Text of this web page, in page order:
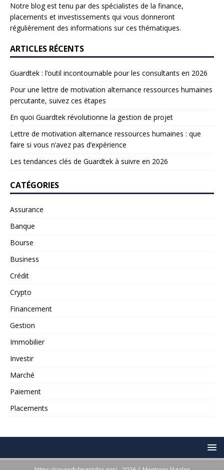
Notre blog est tenu par des spécialistes de la finance,
placements et investissements qui vous donneront
régulièrement des informations sur ces thématiques.
ARTICLES RÉCENTS
Guardtek : l’outil incontournable pour les consultants en 2026
Pour une lettre de motivation alternance ressources humaines
percutante, suivez ces étapes
En quoi Guardtek révolutionne la gestion de projet
Lettre de motivation alternance ressources humaines : que
faire si vous n’avez pas d’expérience
Les tendances clés de Guardtek à suivre en 2026
CATÉGORIES
Assurance
Banque
Bourse
Business
Crédit
Crypto
Financement
Gestion
Immobilier
Investir
Marché
Paiement
Placements